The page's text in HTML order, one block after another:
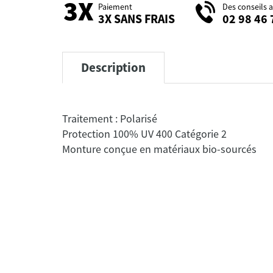
Paiement
3X SANS FRAIS
Des conseils
02 98 46
Description
Traitement : Polarisé
Protection 100% UV 400 Catégorie 2